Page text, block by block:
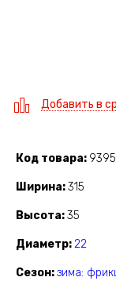
Добавить в
Код товара
Ширина 315
Высота 35
Диаметр 22
Сезон зима: